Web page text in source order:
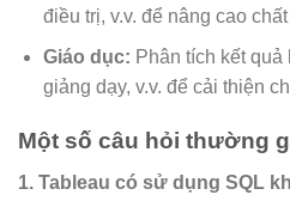
điều trị, v.v. để nâng cao
Giáo dục: Phân tích kết
giảng dạy, v.v. để cải thiện
Một số câu hỏi thường
1. Tableau có sử dụng SQL